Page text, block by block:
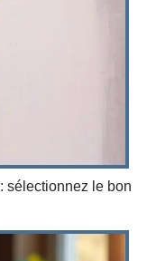
sélectionnez le bon